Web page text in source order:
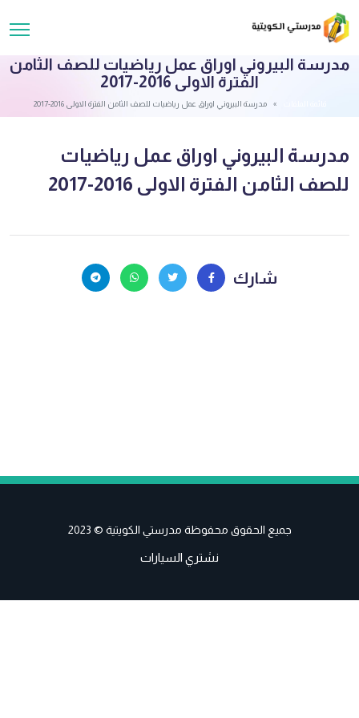
مدرسة البيروني اوراق عمل رياضيات للصف الثامن
الفترة الاولى 2016-2017
مدرسة البيروني اوراق عمل رياضيات للصف الثامن الفترة الاولى 2016-2017
مدرسة البيروني اوراق عمل رياضيات
للصف الثامن الفترة الاولى 2016-2017
شارك
جميع الحقوق محفوظة مدرستي الكويتية © 2023
نشتري السيارات